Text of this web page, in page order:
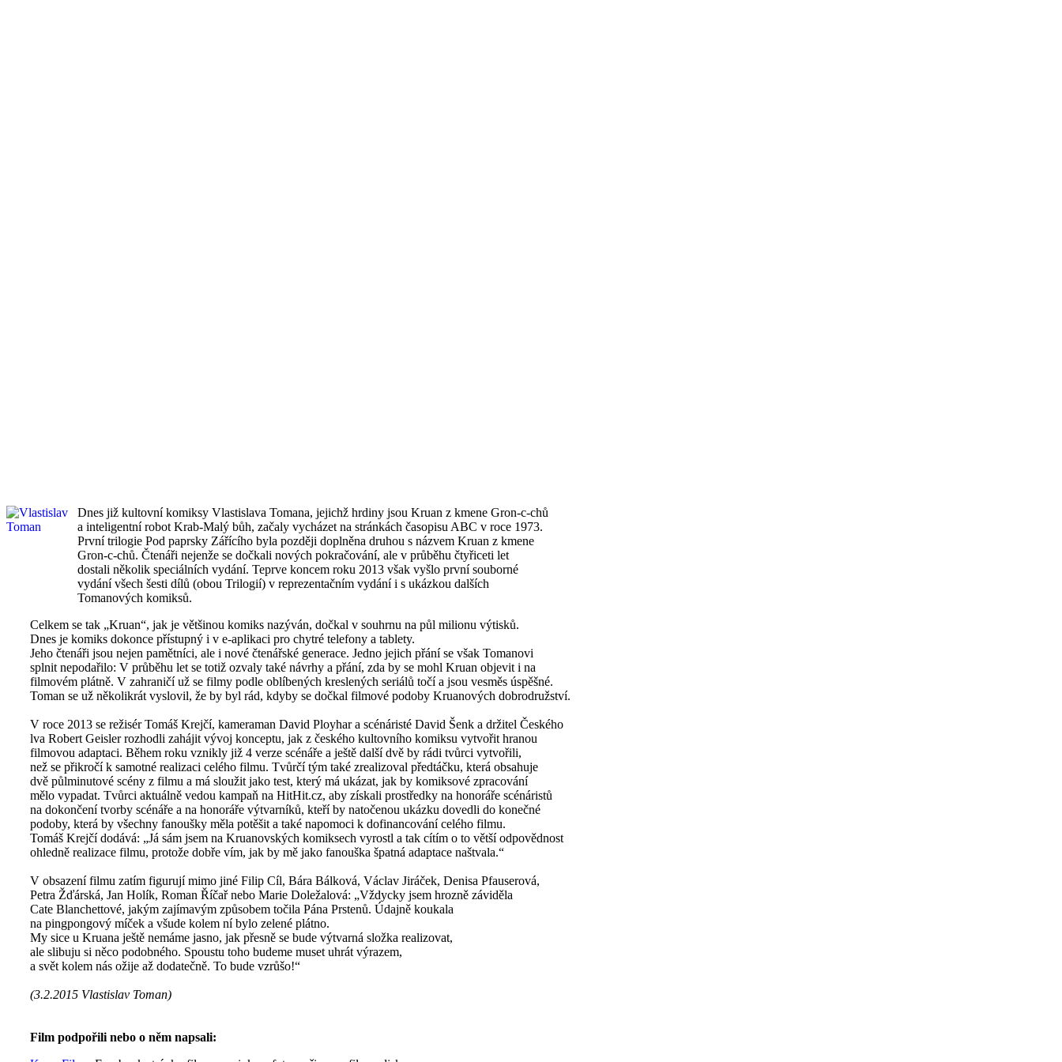
Dnes již kultovní komiksy Vlastislava Tomana, jejichž hrdiny jsou Kruan z kmene Gron-c-chů
a inteligentní robot Krab-Malý bůh, začaly vycházet na stránkách časopisu ABC v roce 1973.
První trilogie Pod paprsky Zářícího byla později doplněna druhou s názvem Kruan z kmene
Gron-c-chů. Čtenáři nejenže se dočkali nových pokračování, ale v průběhu čtyřiceti let
dostali několik speciálních vydání. Teprve koncem roku 2013 však vyšlo první souborné
vydání všech šesti dílů (obou Trilogií) v reprezentačním vydání i s ukázkou dalších
Tomanových komiksů.
Celkem se tak „Kruan“, jak je většinou komiks nazýván, dočkal v souhrnu na půl milionu výtisků.
Dnes je komiks dokonce přístupný i v e-aplikaci pro chytré telefony a tablety.
Jeho čtenáři jsou nejen pamětníci, ale i nové čtenářské generace. Jedno jejich přání se však Tomanovi
splnit nepodařilo: V průběhu let se totiž ozvaly také návrhy a přání, zda by se mohl Kruan objevit i na
filmovém plátně. V zahraničí už se filmy podle oblíbených kreslených seriálů točí a jsou vesměs úspěšné.
Toman se už několikrát vyslovil, že by byl rád, kdyby se dočkal filmové podoby Kruanových dobrodružství.
V roce 2013 se režisér Tomáš Krejčí, kameraman David Ployhar a scénáristé David Šenk a držitel Českého
lva Robert Geisler rozhodli zahájit vývoj konceptu, jak z českého kultovního komiksu vytvořit hranou
filmovou adaptaci. Během roku vznikly již 4 verze scénáře a ještě další dvě by rádi tvůrci vytvořili,
než se přikročí k samotné realizaci celého filmu. Tvůrčí tým také zrealizoval předtáčku, která obsahuje
dvě půlminutové scény z filmu a má sloužit jako test, který má ukázat, jak by komiksové zpracování
mělo vypadat. Tvůrci aktuálně vedou kampaň na HitHit.cz, aby získali prostředky na honoráře scénáristů
na dokončení tvorby scénáře a na honoráře výtvarníků, kteří by natočenou ukázku dovedli do konečné
podoby, která by všechny fanoušky měla potěšit a také napomoci k dofinancování celého filmu.
Tomáš Krejčí dodává: „Já sám jsem na Kruanovských komiksech vyrostl a tak cítím o to větší odpovědnost
ohledně realizace filmu, protože dobře vím, jak by mě jako fanouška špatná adaptace naštvala.“
V obsazení filmu zatím figurují mimo jiné Filip Cíl, Bára Bálková, Václav Jiráček, Denisa Pfauserová,
Petra Žďárská, Jan Holík, Roman Říčař nebo Marie Doležalová: „Vždycky jsem hrozně záviděla
Cate Blanchettové, jakým zajímavým způsobem točila Pána Prstenů. Údajně koukala
na pingpongový míček a všude kolem ní bylo zelené plátno.
My sice u Kruana ještě nemáme jasno, jak přesně se bude výtvarná složka realizovat,
ale slibuju si něco podobného. Spoustu toho budeme muset uhrát výrazem,
a svět kolem nás ožije až dodatečně. To bude vzrůšo!“
(3.2.2015 Vlastislav Toman)
Film podpořili nebo o něm napsali: